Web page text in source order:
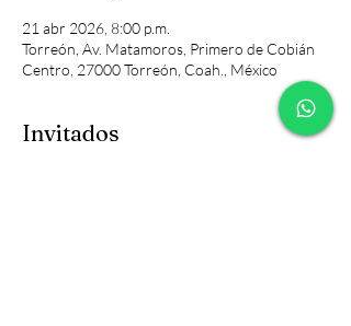
21 abr 2026, 8:00 p.m.
Torreón, Av. Matamoros, Primero de Cobián
Centro, 27000 Torreón, Coah., México
Invitados